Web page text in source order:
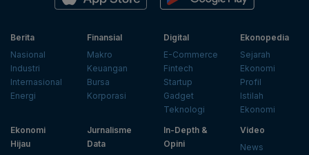
Berita
Nasional
Industri
Internasional
Energi
Finansial
Makro
Keuangan
Bursa
Korporasi
Digital
E-Commerce
Fintech
Startup
Gadget
Teknologi
Ekonopedia
Sejarah
Ekonomi
Profil
Istilah
Ekonomi
Ekonomi
Hijau
Jurnalisme
Data
In-Depth &
Opini
Video
News